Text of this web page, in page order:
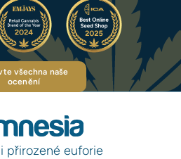
všechna naše
ocenění
přirozené euforie